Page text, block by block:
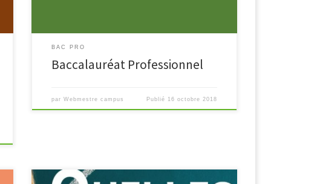
BAC PRO
Baccalauréat Professionnel
par Webmestre campus Publié 16 octobre 2018